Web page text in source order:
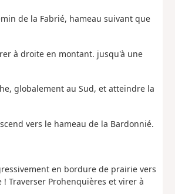
de la Fabrié, hameau suivant que
à droite en montant. jusqu'à une
globalement au Sud, et atteindre la
vers le hameau de la Bardonnié.
en bordure de prairie vers
Traverser Prohenquières et virer à